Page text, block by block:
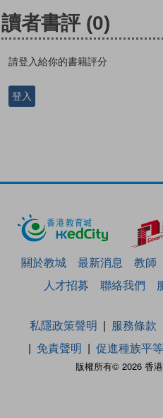
讀者書評 (0)
請登入給你的書籍評分
登入
關於教城 最新消息 教師
人才招募
聯絡我們
版權所有© 2026 香
私隱政策聲明 服務條款
免責聲明
促進種族平